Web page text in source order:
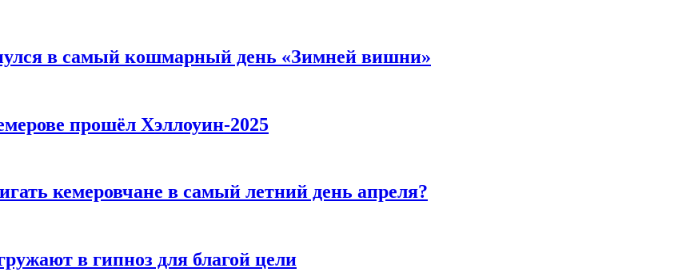
в самый кошмарный день «Зимней вишни»
прошёл Хэллоуин-2025
кемеровчане в самый летний день апреля?
в гипноз для благой цели